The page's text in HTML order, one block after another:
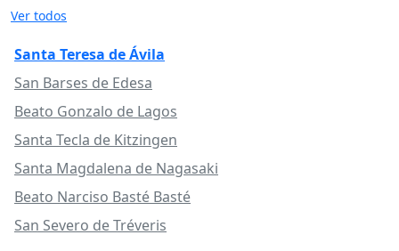
Ver todos
Santa Teresa de Ávila
San Barses de Edesa
Beato Gonzalo de Lagos
Santa Tecla de Kitzingen
Santa Magdalena de Nagasaki
Beato Narciso Basté Basté
San Severo de Tréveris